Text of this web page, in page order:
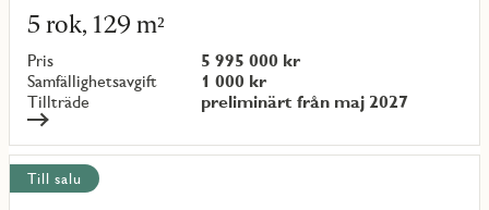
5 rok, 129 m²
Pris
5 995 000 kr
Samfällighetsavgift
1 000 kr
Tillträde
preliminärt från maj 2027
mer
om
objekt
{objectNumber}
Till salu